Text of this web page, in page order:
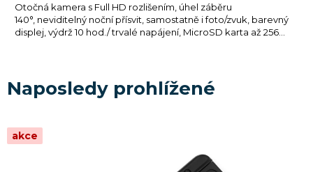
Otočná kamera s Full HD rozlišením, úhel záběru
140°, neviditelný noční přísvit, samostatně i foto/zvuk, barevný
displej, výdrž 10 hod./ trvalé napájení, MicroSD karta až 256...
Naposledy prohlížené
akce